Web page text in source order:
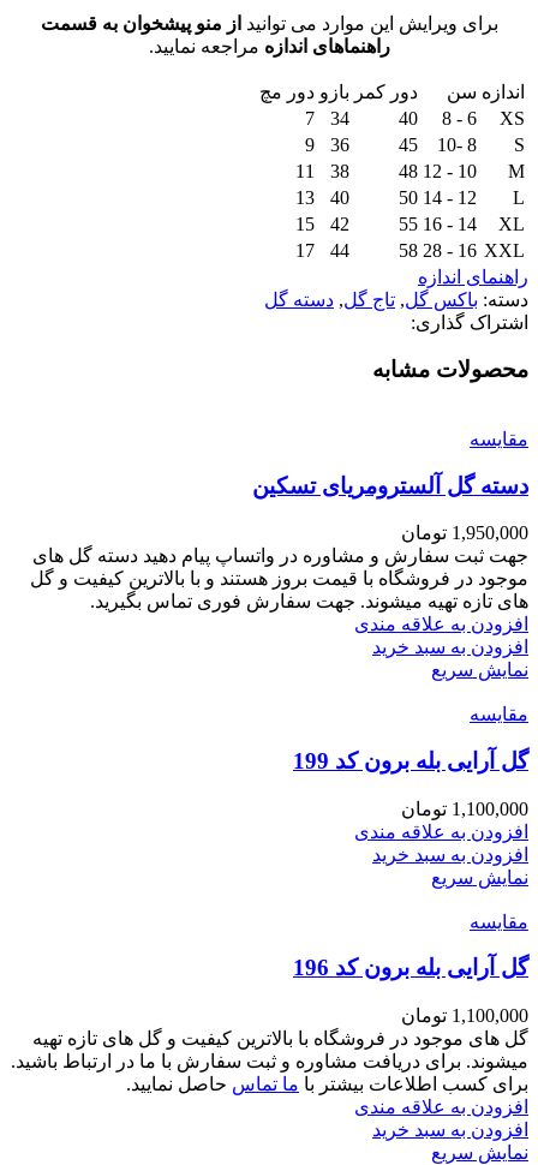
برای ویرایش این موارد می توانید از منو پیشخوان به قسمت
راهنماهای اندازه مراجعه نمایید.
اندازه سن دور کمر بازو دور مچ
XS
6 - 8
40
34
7
S
8 -10
45
36
9
M
10 - 12
48
38
11
L
12 - 14
50
40
13
XL
14 - 16
55
42
15
XXL
16 - 28
58
44
17
راهنمای اندازه
دسته: باکس گل, تاج گل, دسته گل
اشتراک گذاری:
محصولات مشابه
مقايسه
دسته گل آلسترومریای تسکین
1,950,000 تومان
جهت ثبت سفارش و مشاوره در واتساپ پیام دهید دسته گل های
موجود در فروشگاه با قیمت بروز هستند و با بالاترین کیفیت و گل
های تازه تهیه میشوند. جهت سفارش فوری تماس بگیرید.
افزودن به علاقه مندی
افزودن به سبد خرید
نمایش سریع
مقايسه
گل آرایی بله برون کد 199
1,100,000 تومان
افزودن به علاقه مندی
افزودن به سبد خرید
نمایش سریع
مقايسه
گل آرایی بله برون کد 196
1,100,000 تومان
گل های موجود در فروشگاه با بالاترین کیفیت و گل های تازه تهیه
میشوند. برای دریافت مشاوره و ثبت سفارش با ما در ارتباط باشید.
برای کسب اطلاعات بیشتر با ما تماس حاصل نمایید.
افزودن به علاقه مندی
افزودن به سبد خرید
نمایش سریع